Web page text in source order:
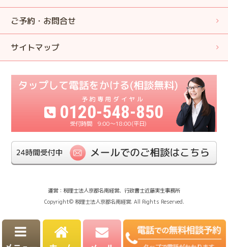
ご予約・お問合せ
サイトマップ
0120-548-850
9:00〜18:00(平日)
運営：税理士法人京都名南経営、行政書士近藤実生事務所
Copyright© 税理士法人京都名南経営. All Rights Reserved.